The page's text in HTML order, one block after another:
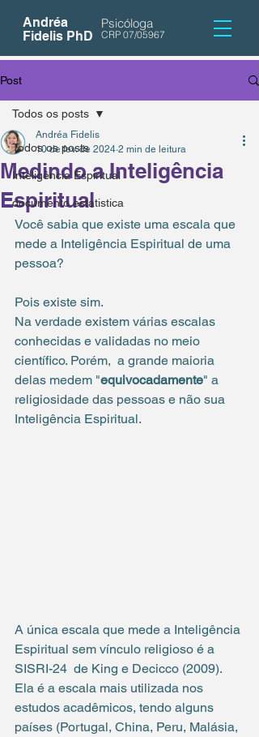
Andréa
Fidelis PhD
Psicóloga
CRP 07/05967
Post
Todos os posts
Inteligência Espiritual
documento estatistica
Todos os posts
Medindo a Inteligência
Espiritual
Andréa Fidelis
10 de fev. de 2024 2 min de leitura
Você sabia que existe uma escala que
mede a Inteligência Espiritual de uma
pessoa?
Pois existe sim.
Na verdade existem várias escalas
conhecidas e validadas no meio
científico. Porém,  a grande maioria
delas medem "equivocadamente" a
religiosidade das pessoas e não sua
Inteligência Espiritual.
A única escala que mede a Inteligência
Espiritual sem vínculo religioso é a
SISRI-24  de King e Decicco (2009).
Ela é a escala mais utilizada nos
estudos acadêmicos, tendo alguns
países (Portugal, China, Peru, Malásia,